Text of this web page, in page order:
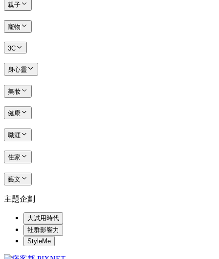
親子
寵物
3C
身心靈
美妝
健康
職涯
住家
藝文
主題企劃
大試用時代
社群影響力
StyleMe